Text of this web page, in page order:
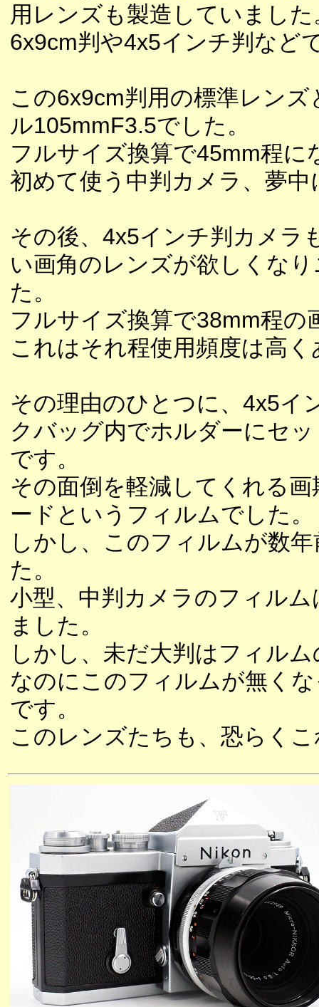
用レンズも製造していました
6x9cm判や4x5インチ判など
この6x9cm判用の標準レン
ル105mmF3.5でした。
フルサイズ換算で45mm程に
初めて使う中判カメラ、夢
その後、4x5インチ判カメラ
い画角のレンズが欲しくな
た。
フルサイズ換算で38mm程の
これはそれ程使用頻度は高
その理由のひとつに、4x5イ
クバッグ内でホルダーにセ
です。
その面倒を軽減してくれる
ードというフィルムでした。
しかし、このフィルムが数
た。
小型、中判カメラのフィル
ました。
しかし、未だ大判はフィル
なのにこのフィルムが無く
です。
このレンズたちも、恐らく